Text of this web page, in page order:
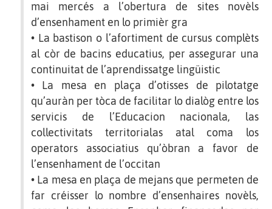
mai mercés a l’obertura de sites novèls
d’ensenhament en lo primièr gra
• La bastison o l’afortiment de cursus complèts
al còr de bacins educatius, per assegurar una
continuitat de l’aprendissatge lingüistic
• La mesa en plaça d’otisses de pilotatge
qu’auràn per tòca de facilitar lo dialòg entre los
servicis de l’Educacion nacionala, las
collectivitats territorialas atal coma los
operators associatius qu’òbran a favor de
l’ensenhament de l’occitan
• La mesa en plaça de mejans que permeten de
far créisser lo nombre d’ensenhaires novèls,